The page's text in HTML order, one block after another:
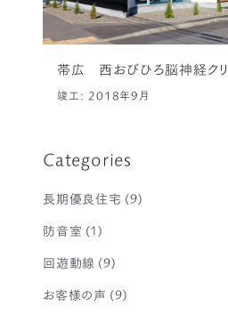
帯広 西おびひろ脳神経クリ
竣工: 2018年9月
Categories
長期優良住宅 (9)
防音室 (1)
回遊動線 (9)
お客様の声 (9)